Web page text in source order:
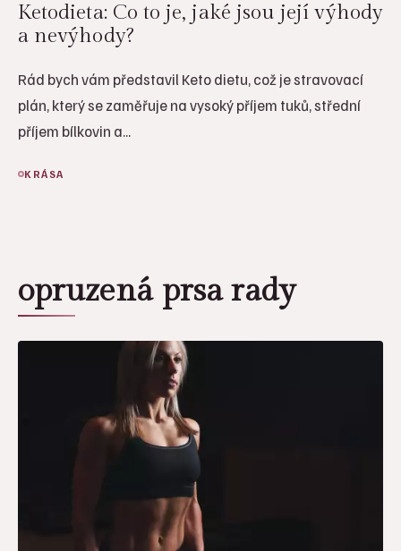
Ketodieta: Co to je, jaké jsou její výhody
a nevýhody?
Rád bych vám představil Keto dietu, což je stravovací
plán, který se zaměřuje na vysoký příjem tuků, střední
příjem bílkovin a...
KRÁSA
opruzená prsa rady